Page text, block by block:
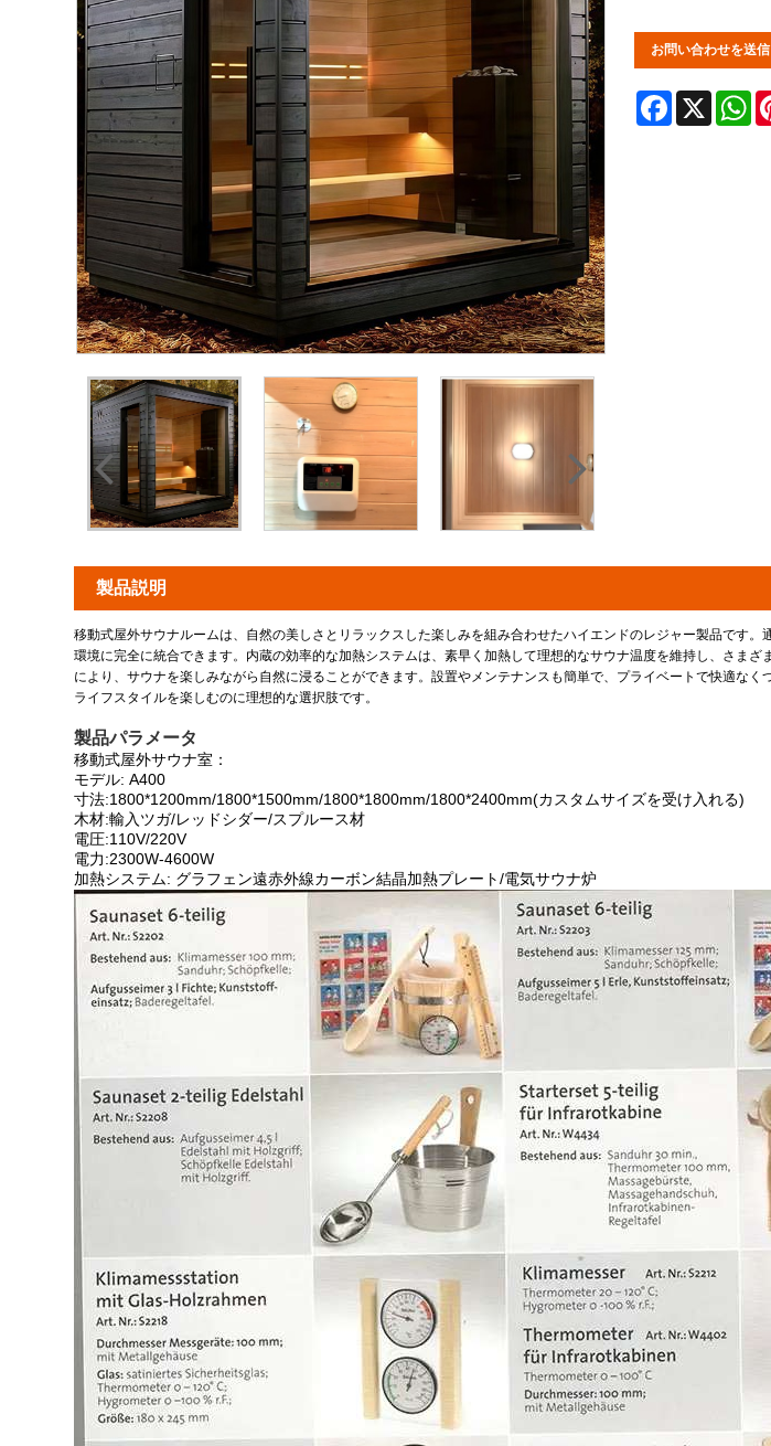
お問い合わせを送信
Facebook
X
製品説明
移動式屋外サウナルームは、自然の美しさとリラックスした楽しみを組み合わせたハイエンドのレジャー製品です
環境に完全に統合できます。内蔵の効率的な加熱システムは、素早く加熱して理想的なサウナ温度を維持し、さま
により、サウナを楽しみながら自然に浸ることができます。設置やメンテナンスも簡単で、プライベートで快適な
ライフスタイルを楽しむのに理想的な選択肢です。
製品パラメータ
移動式屋外サウナ室：
モデル: A400
寸法:1800*1200mm/1800*1500mm/1800*1800mm/1800*2400mm(カスタムサイズを受け入れる)
木材:輸入ツガ/レッドシダー/スプルース材
電圧:110V/220V
電力:2300W-4600W
加熱システム: グラフェン遠赤外線カーボン結晶加熱プレート/電気サウナ炉